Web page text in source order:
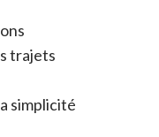
trajets
simplicité